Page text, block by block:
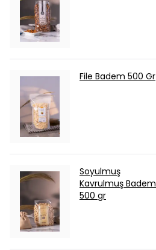
File Badem 500 Gr
Soyulmuş
Kavrulmuş Badem
500 gr